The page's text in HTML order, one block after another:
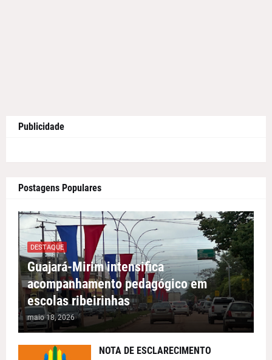
Publicidade
Postagens Populares
DESTAQUE
Guajará-Mirim intensifica
acompanhamento pedagógico em
escolas ribeirinhas
maio 18, 2026
NOTA DE ESCLARECIMENTO